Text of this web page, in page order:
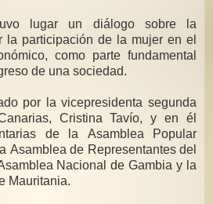
lugar un diálogo sobre la
la participación de la mujer en el
como parte fundamental
de una sociedad.
por la vicepresidenta segunda
Cristina Tavío, y en él
de la Asamblea Popular
Asamblea de Representantes del
Nacional de Gambia y la
Mauritania.